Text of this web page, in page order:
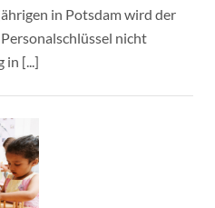
in Potsdam wird der
nicht
in [...]